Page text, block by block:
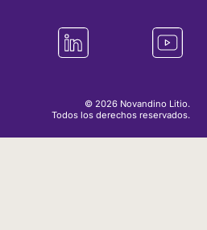
© 2026 Novandino Litio.
Todos los derechos reservados.